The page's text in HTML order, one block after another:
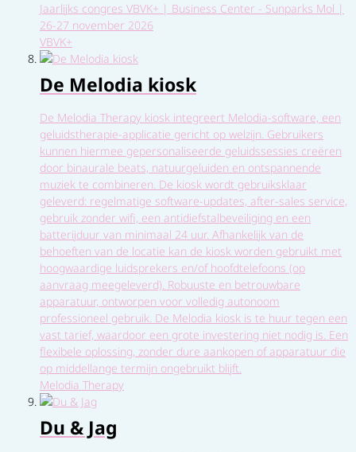
Jaarlijks congres VBVK+ | Business Center - Sunparks Mol |
26-27 november 2026
VBVK+
De Melodia kiosk
De Melodia Therapy kiosk integreert Melodia-software, een
geluidstherapie-applicatie gericht op welzijn. Gebruikers
kunnen hiermee gepersonaliseerde geluidssessies creëren
door binaurale beats, natuurgeluiden en ontspannende
muziek te combineren. De kiosk wordt gebruiksklaar
geleverd: regelmatige software-updates, after-sales service,
gebruik zonder wifi, een antidiefstalbeveiliging en een
batterijduur van minimaal 24 uur. Afhankelijk van de
behoeften van de locatie kan de kiosk worden gebruikt met
hoogwaardige luidsprekers en/of hoofdtelefoons (op
aanvraag meegeleverd). Robuuste en betrouwbare
apparatuur, ontworpen voor volledig autonoom
professioneel gebruik. De Melodia kiosk is te huur tegen een
vast tarief, waardoor een grote investering niet nodig is. Een
flexibele oplossing, zonder dure aankopen of apparatuur die
op middellange termijn ongebruikt blijft.
Melodia Therapy
Du & Jag